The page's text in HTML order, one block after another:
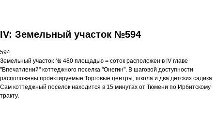
IV: Земельный участок №594
594
Земельный участок № 480 площадью = соток расположен в IV главе
"Впечатлений" коттеджного поселка "Онегин". В шаговой доступности
расположены проектируемые Торговые центры, школа и два детских садика.
Сам коттеджный поселок находится в 15 минутах от Тюмени по Ирбитскому
тракту.